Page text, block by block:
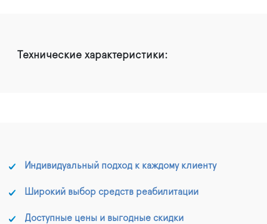
Технические характеристики:
Индивидуальный подход к каждому клиенту
Широкий выбор средств реабилитации
Доступные цены и выгодные скидки